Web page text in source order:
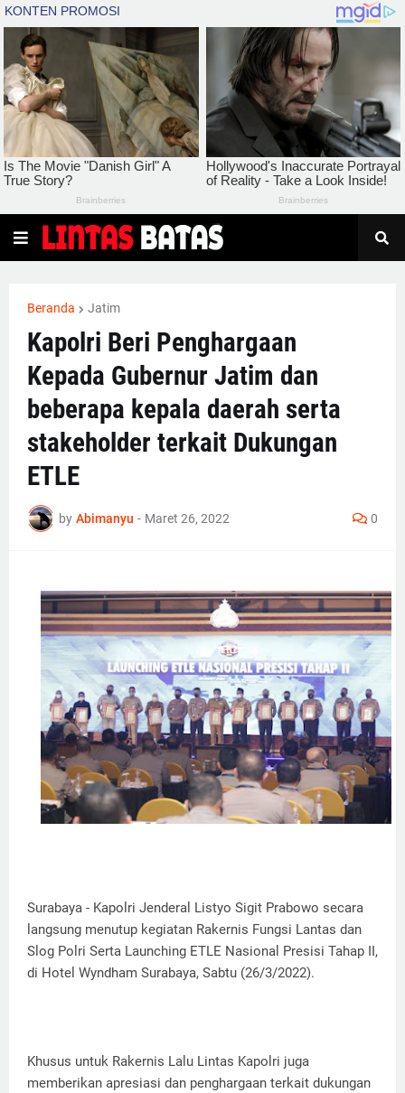
Beranda Jatim
Kapolri Beri Penghargaan
Kepada Gubernur Jatim dan
beberapa kepala daerah serta
stakeholder terkait Dukungan
ETLE
by Abimanyu - Maret 26, 2022 0
Surabaya - Kapolri Jenderal Listyo Sigit Prabowo secara
langsung menutup kegiatan Rakernis Fungsi Lantas dan
Slog Polri Serta Launching ETLE Nasional Presisi Tahap II,
di Hotel Wyndham Surabaya, Sabtu (26/3/2022).
Khusus untuk Rakernis Lalu Lintas Kapolri juga
memberikan apresiasi dan penghargaan terkait dukungan